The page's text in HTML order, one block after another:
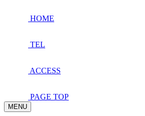
HOME
TEL
ACCESS
PAGE TOP
MENU